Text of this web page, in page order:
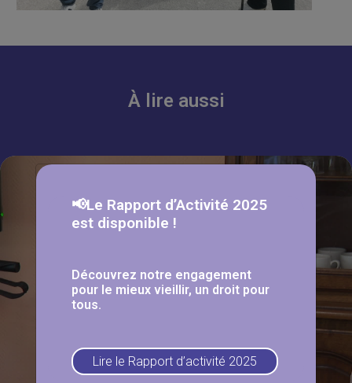
À lire aussi
📢Le Rapport d’Activité 2025
est disponible !
Découvrez notre engagement
pour le mieux vieillir, un droit pour
tous.
Lire le Rapport d’activité 2025